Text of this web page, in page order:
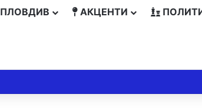
ПЛОВДИВ АКЦЕНТИ